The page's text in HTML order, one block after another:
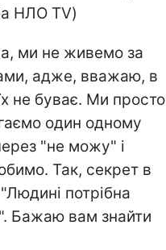
НЛО TV)
ми не живемо за
адже, вважаю, в
не буває. Ми просто
один одному
"не можу" і
Так, секрет в
потрібна
Бажаю вам знайти